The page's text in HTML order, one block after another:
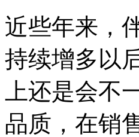
近些年来，
持续增多以
上还是会不
品质，在销